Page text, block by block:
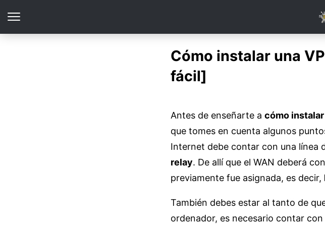
Cómo instalar una
fácil]
Antes de enseñarte a cómo
que tomes en cuenta algunos
Internet debe contar con una línea
relay. De allí que el WAN deberá
previamente fue asignada, es decir,
También debes estar al tanto de
ordenador, es necesario contar